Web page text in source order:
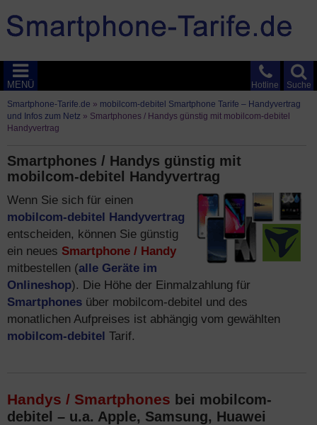
Suche
Hotline
MENÜ
Smartphone-Tarife.de » mobilcom-debitel Smartphone Tarife – Handyvertrag
und Infos zum Netz » Smartphones / Handys günstig mit mobilcom-debitel
Handyvertrag
Smartphones / Handys günstig mit
mobilcom-debitel Handyvertrag
Wenn Sie sich für einen
mobilcom-debitel Handyvertrag
entscheiden, können Sie günstig
ein neues Smartphone / Handy
mitbestellen (alle Geräte im
Onlineshop). Die Höhe der Einmalzahlung für
Smartphones über mobilcom-debitel und des
monatlichen Aufpreises ist abhängig vom gewählten
mobilcom-debitel Tarif.
Handys / Smartphones bei mobilcom-
debitel – u.a. Apple, Samsung, Huawei